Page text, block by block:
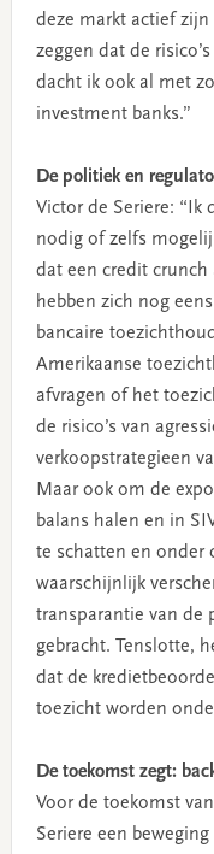
deze markt actief
zeggen dat de
dacht ik ook al met
investment banks.”
De politiek en
Victor de Seriere: “Ik
nodig of zelfs
dat een credit crunch
hebben zich nog
bancaire
Amerikaanse
afvragen of het
de risico’s van
verkoopstrategieen
Maar ook om de
balans halen en in
te schatten en onder
waarschijnlijk
transparantie van de
gebracht. Tenslotte,
dat de
toezicht worden
De toekomst zegt:
Voor de toekomst
Seriere een